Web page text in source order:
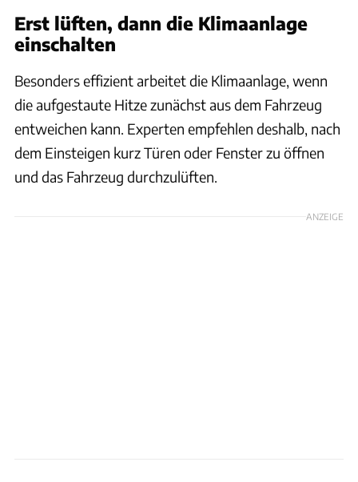
Erst lüften, dann die Klimaanlage
einschalten
Besonders effizient arbeitet die Klimaanlage, wenn
die aufgestaute Hitze zunächst aus dem Fahrzeug
entweichen kann. Experten empfehlen deshalb, nach
dem Einsteigen kurz Türen oder Fenster zu öffnen
und das Fahrzeug durchzulüften.
ANZEIGE